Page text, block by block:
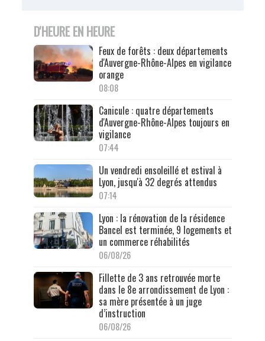
D'HEURE EN HEURE
Feux de forêts : deux départements
d'Auvergne-Rhône-Alpes en vigilance
orange
08:08
Canicule : quatre départements
d'Auvergne-Rhône-Alpes toujours en
vigilance
07:44
Un vendredi ensoleillé et estival à
Lyon, jusqu'à 32 degrés attendus
07:14
Lyon : la rénovation de la résidence
Bancel est terminée, 9 logements et
un commerce réhabilités
06/08/26
Fillette de 3 ans retrouvée morte
dans le 8e arrondissement de Lyon :
sa mère présentée à un juge
d’instruction
06/08/26